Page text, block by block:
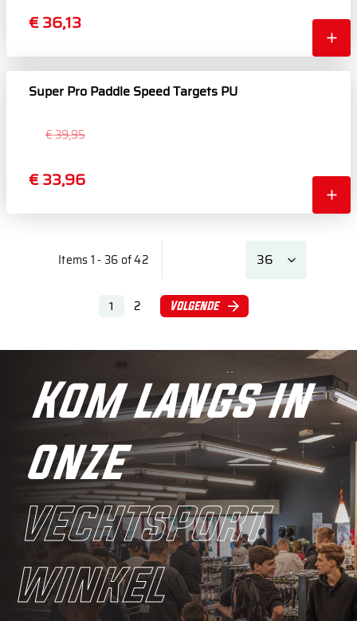
€ 36,13
Super Pro Paddle Speed Targets PU
€ 39,95
€ 33,96
Items 1 - 36 of 42
1 2 Volgende
Kom langs in
onze
vechtsport
winkel